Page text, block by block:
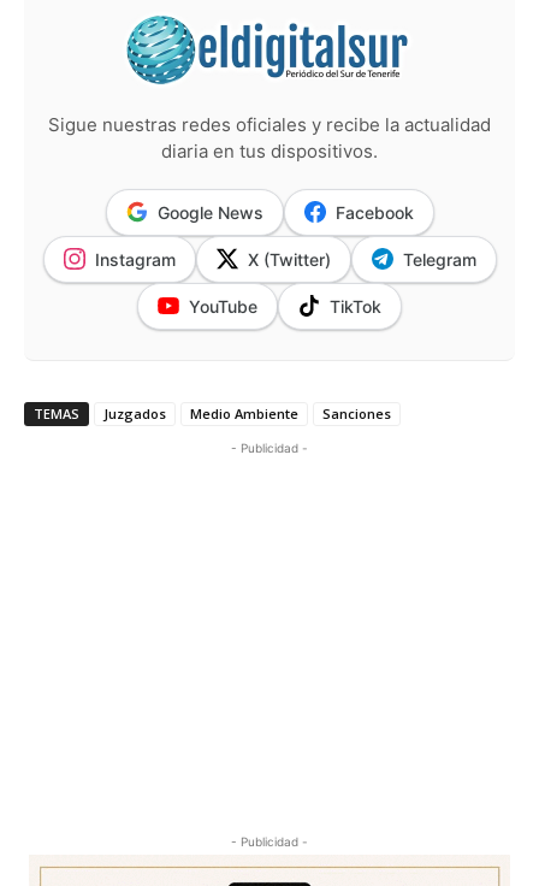
Sigue nuestras redes oficiales y recibe la actualidad
diaria en tus dispositivos.
Google News Facebook
Instagram X (Twitter) Telegram
YouTube TikTok
TEMAS Juzgados Medio Ambiente Sanciones
- Publicidad -
- Publicidad -